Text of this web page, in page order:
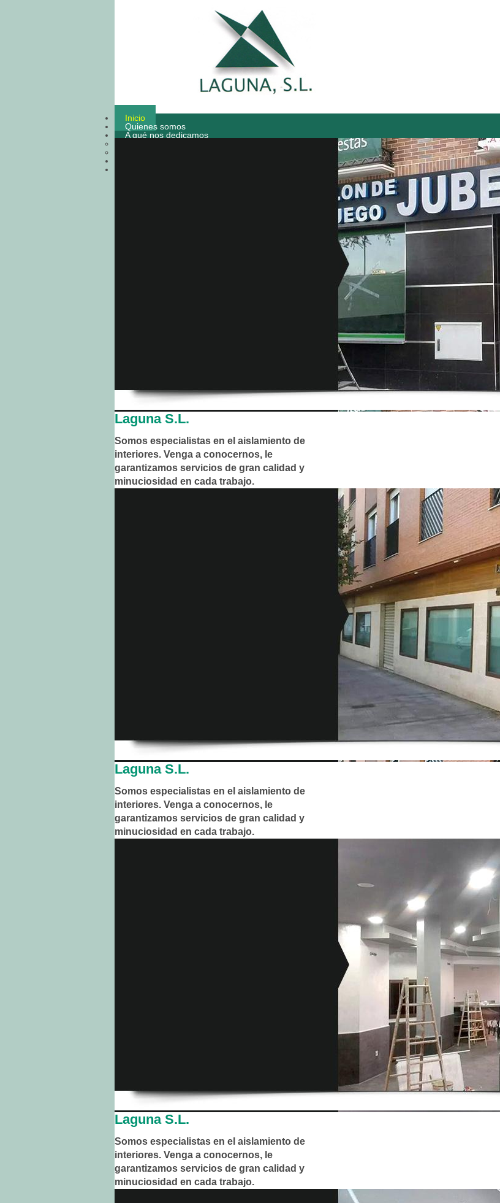
Inicio
Quienes somos
A qué nos dedicamos
Laguna S.L.
Somos especialistas en el aislamiento de
interiores. Venga a conocernos, le
garantizamos servicios de gran calidad y
minuciosidad en cada trabajo.
Laguna S.L.
Somos especialistas en el aislamiento de
interiores. Venga a conocernos, le
garantizamos servicios de gran calidad y
minuciosidad en cada trabajo.
Laguna S.L.
Somos especialistas en el aislamiento de
interiores. Venga a conocernos, le
garantizamos servicios de gran calidad y
minuciosidad en cada trabajo.